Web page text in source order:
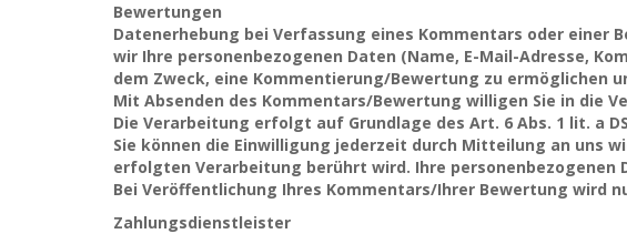
Bewertungen
Datenerhebung bei Verfassung eines Kommentars oder einer
wir Ihre personenbezogenen Daten (Name, E-Mail-Adresse,
dem Zweck, eine Kommentierung/Bewertung zu ermöglichen
Mit Absenden des Kommentars/Bewertung willigen Sie in die
Die Verarbeitung erfolgt auf Grundlage des Art. 6 Abs. 1 lit. a
Sie können die Einwilligung jederzeit durch Mitteilung an uns
erfolgten Verarbeitung berührt wird. Ihre personenbezogenen
Bei Veröffentlichung Ihres Kommentars/Ihrer Bewertung wird
Zahlungsdienstleister